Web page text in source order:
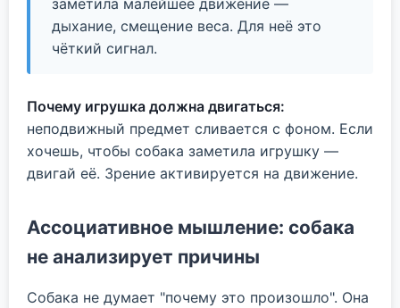
заметила малейшее движение —
дыхание, смещение веса. Для неё это
чёткий сигнал.
Почему игрушка должна двигаться:
неподвижный предмет сливается с фоном. Если
хочешь, чтобы собака заметила игрушку —
двигай её. Зрение активируется на движение.
Ассоциативное мышление: собака
не анализирует причины
Собака не думает "почему это произошло". Она